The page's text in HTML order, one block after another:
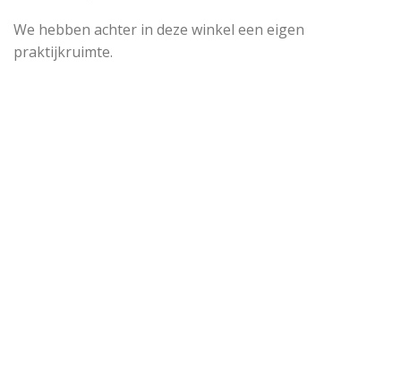
We hebben achter in deze winkel een eigen
praktijkruimte.